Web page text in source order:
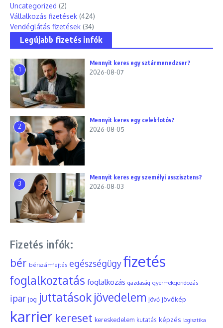
Uncategorized (2)
Vállalkozás fizetések (424)
Vendéglátás fizetések (34)
Legújabb fizetés infók
1
Mennyit keres egy sztármenedzser?
2026-08-07
2
Mennyit keres egy celebfotós?
2026-08-05
3
Mennyit keres egy személyi asszisztens?
2026-08-03
Fizetés infók:
bér bérszámfejtés egészségügyfizetés
foglalkoztatás foglalkozás gazdaság gyermekgondozás
ipar jog juttatások jövedelem jövő jövőkép
karrier kereset kereskedelem kutatás képzés logisztika